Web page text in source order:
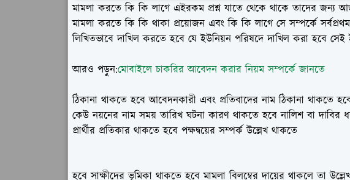
মামলা করতে কি কি লাগে এইরকম প্রশ্ন যাতে থেকে থাকে তাদের জন্য
মামলা করতে কি কি থাকা প্রয়োজন এবং কি কি লাগে সে সম্পর্কে
লিখিতভাবে দাখিল করতে হবে যে ইউনিয়ন পরিষদে দাখিল করা হবে
আরও পড়ুন:মোবাইলে চাকরির আবেদন করার নিয়ম সম্পর্কে জানতে
ঠিকানা থাকতে হবে আবেদনকারী এবং প্রতিবাদের নাম ঠিকানা থাকতে
কেউ নয়নের নাম সময় তারিখ ঘটনা কারণ থাকতে হবে নালিশ বা দাবির
প্রার্থীর প্রতিকার থাকতে হবে পক্ষদ্বয়ের সম্পর্ক উল্লেখ থাকতে
হবে সাক্ষীদের ভূমিকা থাকতে হবে মামলা বিলম্বের দায়ের থাকলে তা